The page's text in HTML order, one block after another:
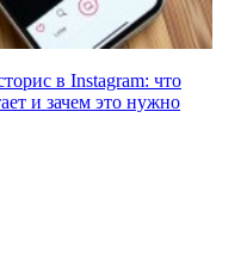
в Instagram: что
и зачем это нужно